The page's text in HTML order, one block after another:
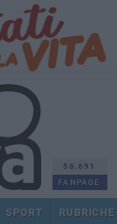
56.691
FANPAGE
SPORT RUBRICHE